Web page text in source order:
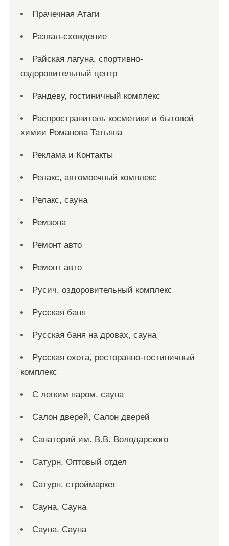
Прачечная Атаги
Развал-схождение
Райская лагуна, спортивно-
оздоровительный центр
Рандеву, гостиничный комплекс
Распространитель косметики и бытовой
химии Романова Татьяна
Реклама и Контакты
Релакс, автомоечный комплекс
Релакс, сауна
Ремзона
Ремонт авто
Ремонт авто
Русич, оздоровительный комплекс
Русская баня
Русская баня на дровах, сауна
Русская охота, ресторанно-гостиничный
комплекс
С легким паром, сауна
Салон дверей, Салон дверей
Санаторий им. В.В. Володарского
Сатурн, Оптовый отдел
Сатурн, строймаркет
Сауна, Сауна
Сауна, Сауна